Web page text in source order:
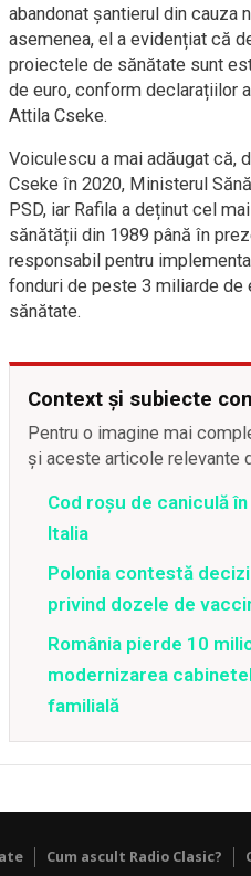
abandonat șantierul din cauza
asemenea, el a evidențiat că
proiectele de sănătate sunt
de euro, conform declarațiilor
Attila Cseke.
Voiculescu a mai adăugat că,
Cseke în 2020, Ministerul
PSD, iar Rafila a deținut cel
sănătății din 1989 până în
responsabil pentru
fonduri de peste 3 miliarde de
sănătate.
Context și subiecte
Pentru o imagine mai
și aceste articole relevante
Cod roșu de caniculă
Italia
Polonia contestă
privind dozele de
România pierde 10
modernizarea
familială
Cum ascult Radio Clasic?